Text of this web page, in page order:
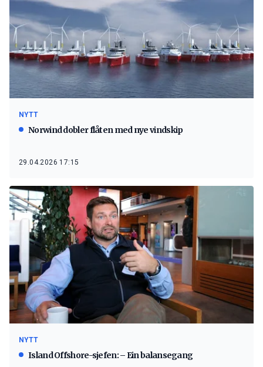
NYTT
Norwind dobler flåten med nye vindskip
29.04.2026 17:15
NYTT
Island Offshore-sjefen: – Ein balansegang